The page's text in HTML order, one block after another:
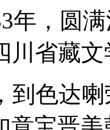
，圆满
川省藏
色达喇